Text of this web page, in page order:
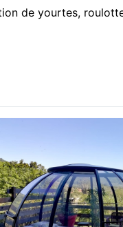
de yourtes,